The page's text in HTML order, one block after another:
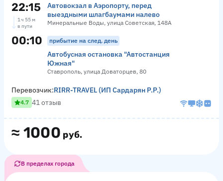
22:15
Автовокзал в Аэропорту, перед
выездными шлагбаумами налево
Минеральные Воды, улица Советская, 148А
1 ч 55 м
в пути
00:10 прибытие на след. день
Автобусная остановка "Автостанция
Южная"
Ставрополь, улица Доваторцев, 80
≈ 1000 руб.
Перевозчик:RIRR-TRAVEL (ИП Сардарян Р.Р.)
4.7 41 отзыв
В пределах города